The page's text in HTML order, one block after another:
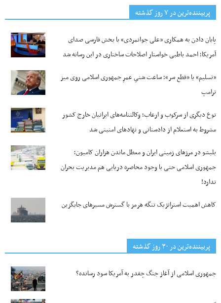
پربیننده‌ترین‌ در ۷ روز گذشته
پایان دادن به همکاری «علی جوانمردی» با بخش فارسی صدای
آمریکا؛ احمد باطبی خواستار اصلاحات ساختاری در این رسانه شد
«تسلیم» یا «قطع سر»؛ ساعت شنیِ عمرِ جمهوری اسلامی روی میز
ترامپ
نوع دیگری از سرکوب و ارعاب؛ وکالتنامه‌های ایرانیان خارج کشور
مشروط به استعلام از دادستانی و نهادهای امنیتی شد
بلبشو در مرزهای زمینی ایران و معطل ماندن هزاران کامیون؛
جمهوری اسلامی حتی با وجود محاصره دریایی هم مدیریت بحران
ندارد!
کاهش اهمیت استراتژیک تنگه‌ هرمز با گسترش مسیرهای جایگزین
پربیننده‌ترین‌ در ۳۰ روز گذشته
جمهوری اسلامی از آغاز جنگ چقدر به آمریکا سود رسانده؟